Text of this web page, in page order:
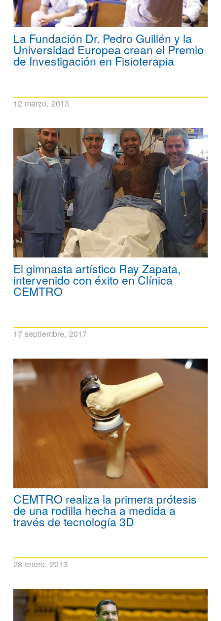
La Fundación Dr. Pedro Guillén y la
Universidad Europea crean el Premio
de Investigación en Fisioterapia
12 marzo, 2013
El gimnasta artístico Ray Zapata,
intervenido con éxito en Clínica
CEMTRO
17 septiembre, 2017
CEMTRO realiza la primera prótesis
de una rodilla hecha a medida a
través de tecnología 3D
28 enero, 2013